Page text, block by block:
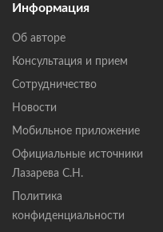
Информация
Об авторе
Консультация и прием
Сотрудничество
Новости
Мобильное приложение
Официальные источники
Лазарева С.Н.
Политика
конфиденциальности